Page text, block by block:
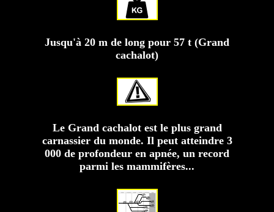
Jusqu'à 20 m de long pour 57 t (Grand
cachalot)
Le Grand cachalot est le plus grand
carnassier du monde. Il peut atteindre 3
000 de profondeur en apnée, un record
parmi les mammifères...